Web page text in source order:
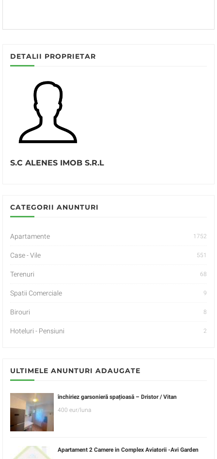
DETALII PROPRIETAR
S.C ALENES IMOB S.R.L
CATEGORII ANUNTURI
Apartamente 1752
Case - Vile 551
Terenuri 68
Spatii Comerciale 9
Birouri 8
Hoteluri - Pensiuni 2
ULTIMELE ANUNTURI ADAUGATE
închiriez garsonieră spațioasă – Dristor / Vitan
400 eur/luna
Apartament 2 Camere in Complex Aviatorii -Avi Garden